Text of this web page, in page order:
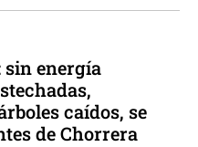
sin energía
caídos, se
de Chorrera